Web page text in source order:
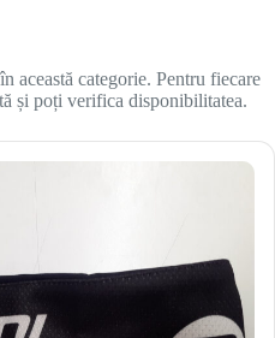
această categorie. Pentru fiecare
și poți verifica disponibilitatea.